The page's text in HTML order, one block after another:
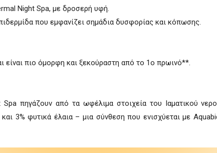
Night Spa, με δροσερή υφή.
που εμφανίζει σημάδια δυσφορίας και κόπωσης.
είναι πιο όμορφη και ξεκούραστη από το 1ο πρωινό**.
πηγάζουν από τα ωφέλιμα στοιχεία του Ιαματικού
3% φυτικά έλαια – μια σύνθεση που ενισχύεται με